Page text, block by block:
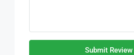
Submit Review